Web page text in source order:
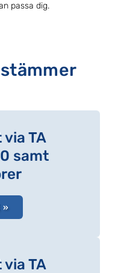
passa dig.
TA
samt
»
TA